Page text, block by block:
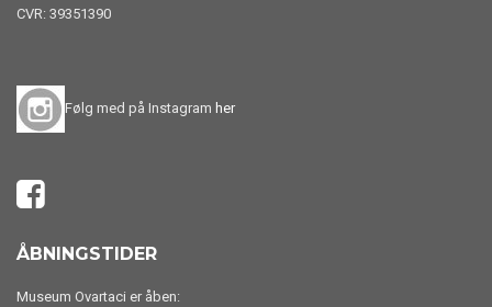
CVR: 39351390
Følg med på Instagram her
ÅBNINGSTIDER
Museum Ovartaci er åben: